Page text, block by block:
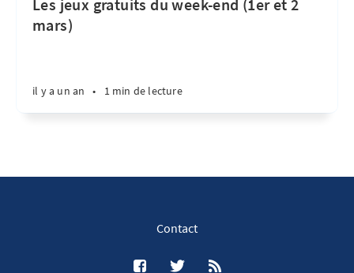
Les jeux gratuits du week-end (1er et 2
mars)
il y a un an • 1 min de lecture
Contact